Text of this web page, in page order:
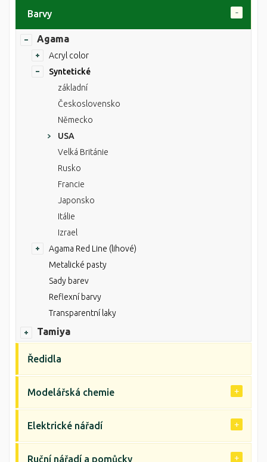
Barvy
Agama
Acryl color
Syntetické
základní
Československo
Německo
USA
Velká Británie
Rusko
Francie
Japonsko
Itálie
Izrael
Agama Red Line (lihové)
Metalické pasty
Sady barev
Reflexní barvy
Transparentní laky
Tamiya
Ředidla
Modelářská chemie
Elektrické nářadí
Ruční nářadí a pomůcky